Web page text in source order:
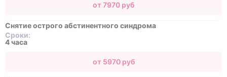
от 7970 руб
Снятие острого абстинентного синдрома
Сроки:
4 часа
от 5970 руб